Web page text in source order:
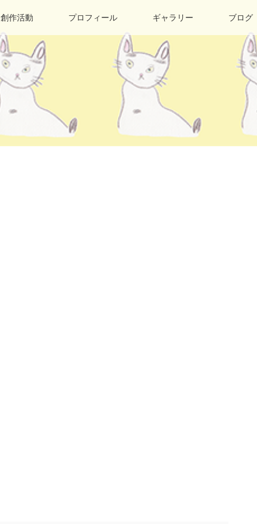
創作活動 プロフィール ギャラリー ブログ